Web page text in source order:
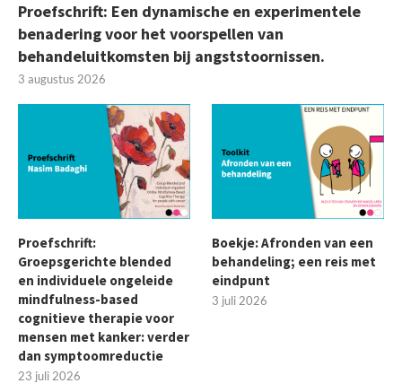
Proefschrift: Een dynamische en experimentele
benadering voor het voorspellen van
behandeluitkomsten bij angststoornissen.
3 augustus 2026
Proefschrift:
Groepsgerichte blended
en individuele ongeleide
mindfulness-based
cognitieve therapie voor
mensen met kanker: verder
dan symptoomreductie
23 juli 2026
Boekje: Afronden van een
behandeling; een reis met
eindpunt
3 juli 2026